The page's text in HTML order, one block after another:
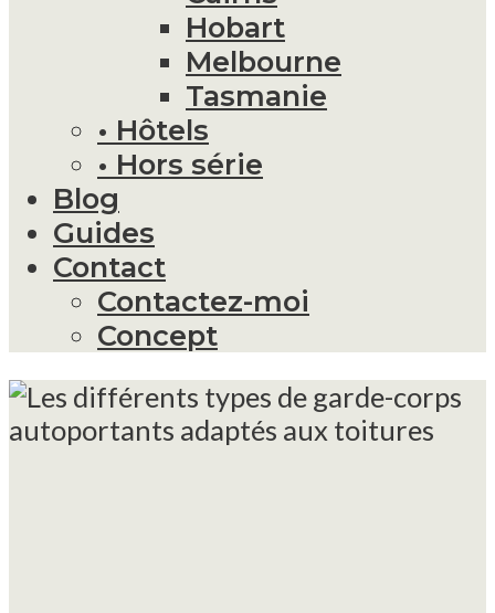
Hobart
Melbourne
Tasmanie
• Hôtels
• Hors série
Blog
Guides
Contact
Contactez-moi
Concept